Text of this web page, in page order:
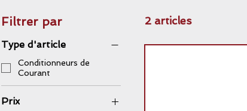
Filtrer par
Type d'article
Conditionneurs de
Courant
Prix
2 articles